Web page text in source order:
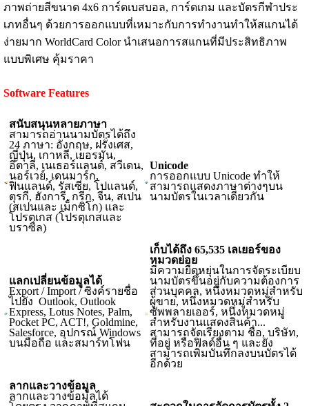
ภาพถ่ายสีขนาด 4x6 การ์ดเบสบอล, การ์ดเกม และบัตรกีฬาประ
เภทอื่นๆ ด้วยการออกแบบที่เหมาะกับการทำงานทำให้สแกนได้
ง่ายมาก WorldCard Color นำเสนอการสแกนที่มีประสิทธิภาพ
แบบพิเศษ คุ้มราคา
Software Features
สนับสนุนหลายภาษา
สามารถอ่านนามบัตรได้ถึง
24 ภาษา: อังกฤษ, ฝรั่งเศส,
ญี่ปุ่น, เกาหลี, เยอรมัน,
อิตาลี, เนเธอร์แลนด์, สวีเดน,
นอร์เวย์, เดนมาร์ก,
ฟินแลนด์, รัสเซีย, โปแลนด์,
ตุรกี, ฮังการี, กรีก, จีน, สเปน
(สเปนและ เม็กซิโก) และ
โปรตุเกส (โปรตุเกสและ
บราซิล)
Unicode
การออกแบบ Unicode ทำให้
สามารถแสดงภาษาต่างๆบน
นามบัตรในเวลาเดียวกัน
แลกเปลี่ยนข้อมูลได้
Export / Import / ซิงค์รายชื่อ
ไปยัง Outlook, Outlook
Express, Lotus Notes, Palm,
Pocket PC, ACT!, Goldmine,
Salesforce, อุปกรณ์ Windows
บนมือถือ และสมาร์ทโฟน
เก็บได้ถึง 65,535 เลเยอร์ของ
หมวดย่อย
มีความยืดหยุ่นในการจัดระเบียบ
นามบัตรขึ้นอยู่กับความต้องการ
ส่วนบุคคล, หนึ่งหมวดหมู่สำหรับ
ผู้ขาย, หนึ่งหมวดหมู่สำหรับ
ซัพพลายเออร์, หนึ่งหมวดหมู่
สำหรับงานแสดงสินค้า...
สามารถจัดเรียงตาม ชื่อ, บริษัท,
ที่อยู่ หรือฟิลด์อื่น ๆ และยัง
สามารถเพิ่มบันทึกลงบนบัตรได้
อีกด้วย
ลากและวางข้อมูล
ลากและวางข้อมูลได้